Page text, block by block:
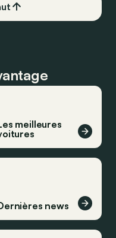
meilleures
news